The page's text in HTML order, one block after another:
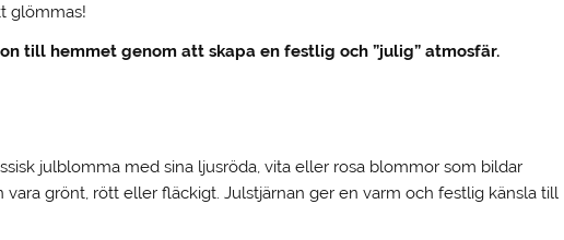
glömmas!
till hemmet genom att skapa en festlig och ”julig” atmosfär.
julblomma med sina ljusröda, vita eller rosa blommor som bildar
vara grönt, rött eller fläckigt. Julstjärnan ger en varm och festlig känsla till